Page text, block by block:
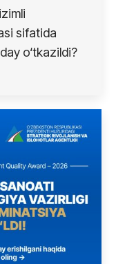
sifatida
o‘tkazildi?